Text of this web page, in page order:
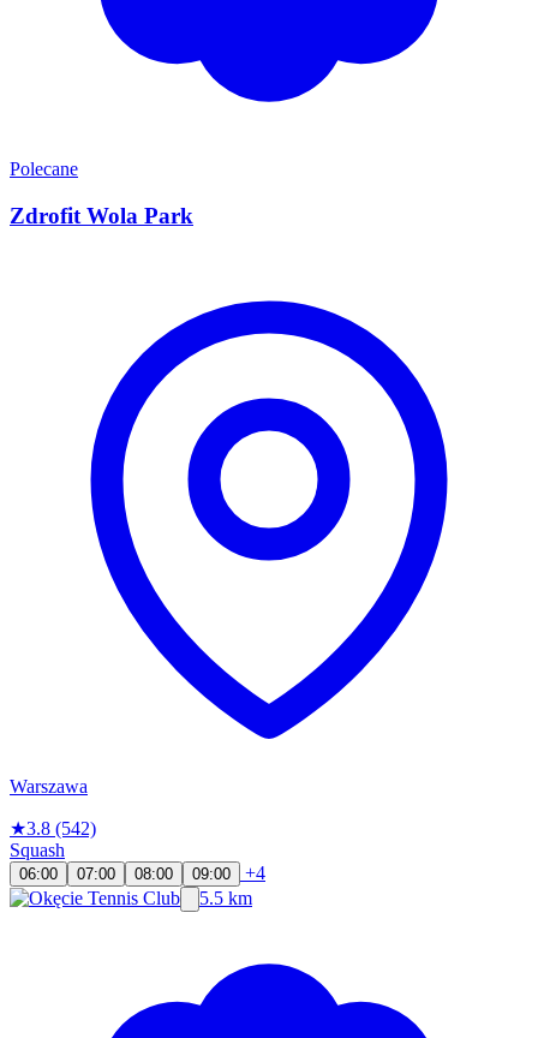
Polecane
Zdrofit Wola Park
Warszawa
★3.8 (542)
Squash
06:00 07:00 08:00 09:00
+4
5.5 km